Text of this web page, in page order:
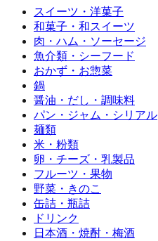
スイーツ・洋菓子
和菓子・和スイーツ
肉・ハム・ソーセージ
魚介類・シーフード
おかず・お惣菜
鍋
醤油・だし・調味料
パン・ジャム・シリアル
麺類
米・粉類
卵・チーズ・乳製品
フルーツ・果物
野菜・きのこ
缶詰・瓶詰
ドリンク
日本酒・焼酎・梅酒